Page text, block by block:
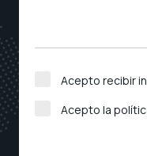
Acepto recibir
Acepto la